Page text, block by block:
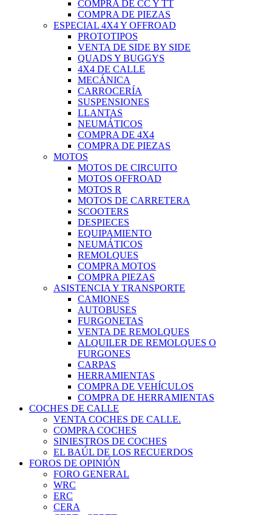
COMPRA DE CC Y TT
COMPRA DE PIEZAS
ESPECIAL 4X4 Y OFFROAD
PROTOTIPOS
VENTA DE SIDE BY SIDE
QUADS Y BUGGYS
4X4 DE CALLE
MECÁNICA
CARROCERÍA
SUSPENSIONES
LLANTAS
NEUMÁTICOS
COMPRA DE 4X4
COMPRA DE PIEZAS
MOTOS
MOTOS DE CIRCUITO
MOTOS OFFROAD
MOTOS R
MOTOS DE CARRETERA
SCOOTERS
DESPIECES
EQUIPAMIENTO
NEUMÁTICOS
REMOLQUES
COMPRA MOTOS
COMPRA PIEZAS
ASISTENCIA Y TRANSPORTE
CAMIONES
AUTOBUSES
FURGONETAS
VENTA DE REMOLQUES
ALQUILER DE REMOLQUES O
FURGONES
CARPAS
HERRAMIENTAS
COMPRA DE VEHÍCULOS
COMPRA DE HERRAMIENTAS
COCHES DE CALLE
VENTA COCHES DE CALLE.
COMPRA COCHES
SINIESTROS DE COCHES
EL BAÚL DE LOS RECUERDOS
FOROS DE OPINIÓN
FORO GENERAL
WRC
ERC
CERA